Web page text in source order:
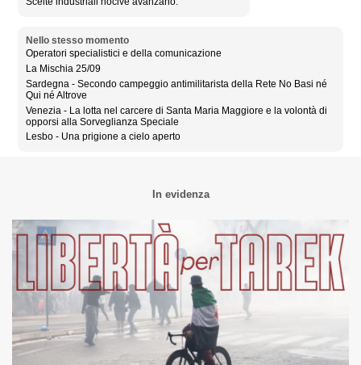
Nello stesso momento
Operatori specialistici e della comunicazione
La Mischia 25/09
Sardegna - Secondo campeggio antimilitarista della Rete No Basi né
Qui né Altrove
Venezia - La lotta nel carcere di Santa Maria Maggiore e la volontà di
opporsi alla Sorveglianza Speciale
Lesbo - Una prigione a cielo aperto
In evidenza